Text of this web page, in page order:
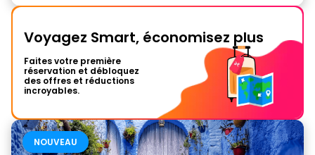
Voyagez Smart, économisez plus
Faites votre première
réservation et débloquez
des offres et réductions
incroyables.
NOUVEAU